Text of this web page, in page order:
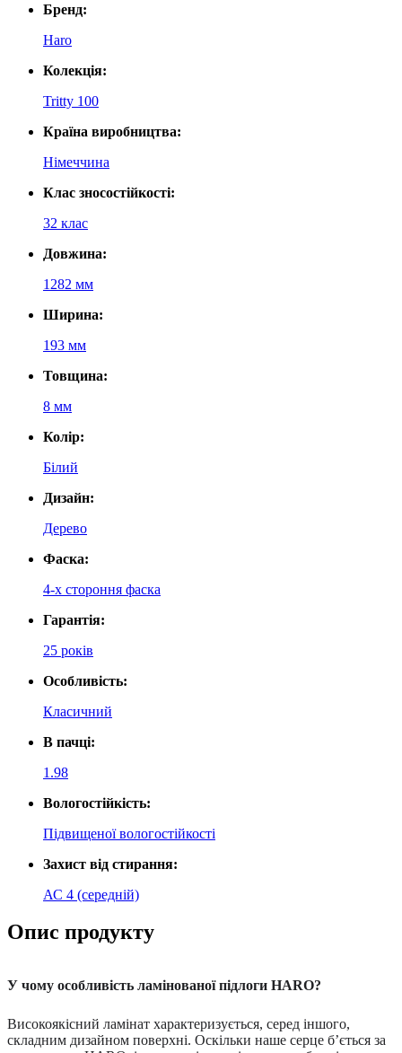
Бренд:
Haro
Колекція:
Tritty 100
Країна виробництва:
Німеччина
Клас зносостійкості:
32 клас
Довжина:
1282 мм
Ширина:
193 мм
Товщина:
8 мм
Колір:
Білий
Дизайн:
Дерево
Фаска:
4-х стороння фаска
Гарантія:
25 років
Особливість:
Класичний
В пачці:
1.98
Вологостійкість:
Підвищеної вологостійкості
Захист від стирання:
АС 4 (середній)
Опис продукту
У чому особливість ламінованої підлоги HARO?
Високоякісний ламінат характеризується, серед іншого,
складним дизайном поверхні. Оскільки наше серце б’ється за